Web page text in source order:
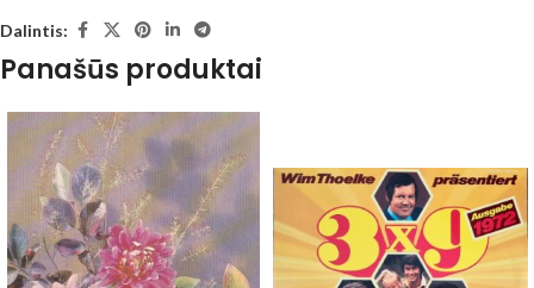
Dalintis:
Panašūs produktai